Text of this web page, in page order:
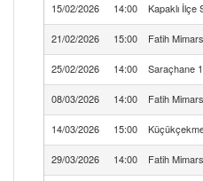
15/02/2026 14:00 Kapaklı İlçe
21/02/2026 15:00 Fatih
25/02/2026 14:00 Saraçhane
08/03/2026 14:00 Fatih
14/03/2026 15:00
29/03/2026 14:00 Fatih